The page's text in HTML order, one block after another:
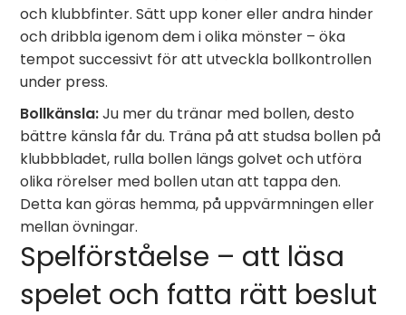
och klubbfinter. Sätt upp koner eller andra hinder
och dribbla igenom dem i olika mönster – öka
tempot successivt för att utveckla bollkontrollen
under press.
Bollkänsla:Ju mer du tränar med bollen, desto
bättre känsla får du. Träna på att studsa bollen på
klubbbladet, rulla bollen längs golvet och utföra
olika rörelser med bollen utan att tappa den.
Detta kan göras hemma, på uppvärmningen eller
mellan övningar.
Spelförståelse – att läsa
spelet och fatta rätt beslut